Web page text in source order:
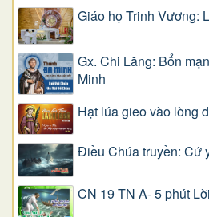
Giáo họ Trinh Vương:
Gx. Chi Lăng: Bổn
Minh
Hạt lúa gieo vào lòng
Điều Chúa truyền: Cứ
CN 19 TN A- 5 phút